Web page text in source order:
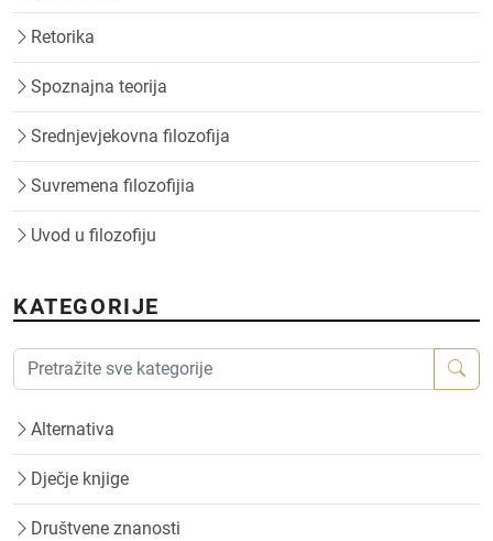
Retorika
Spoznajna teorija
Srednjevjekovna filozofija
Suvremena filozofijia
Uvod u filozofiju
KATEGORIJE
Alternativa
Dječje knjige
Društvene znanosti